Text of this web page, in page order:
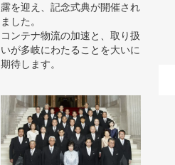
露を迎え、記念式典が開催され
ました。
コンテナ物流の加速と、取り扱
いが多岐にわたることを大いに
期待します。